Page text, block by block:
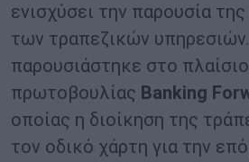
ενισχύσει την παρουσία
των τραπεζικών
παρουσιάστηκε στο
πρωτοβουλίας Banking
οποίας η διοίκηση της
τον οδικό χάρτη για την